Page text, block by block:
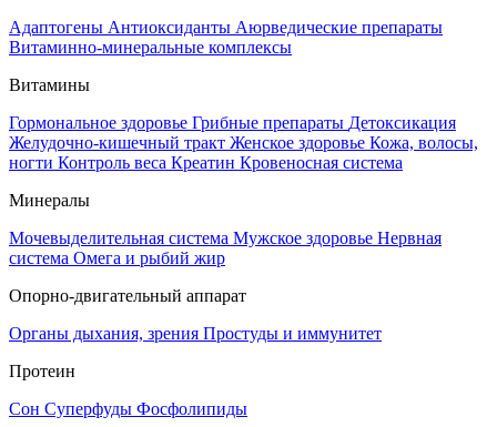
Адаптогены Антиоксиданты Аюрведические препараты
Витаминно-минеральные комплексы
Витамины
Гормональное здоровье Грибные препараты Детоксикация
Желудочно-кишечный тракт Женское здоровье Кожа, волосы,
ногти Контроль веса Креатин Кровеносная система
Минералы
Мочевыделительная система Мужское здоровье Нервная
система Омега и рыбий жир
Опорно-двигательный аппарат
Органы дыхания, зрения Простуды и иммунитет
Протеин
Сон Суперфуды Фосфолипиды